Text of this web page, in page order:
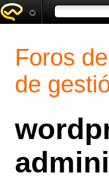
Foros
de